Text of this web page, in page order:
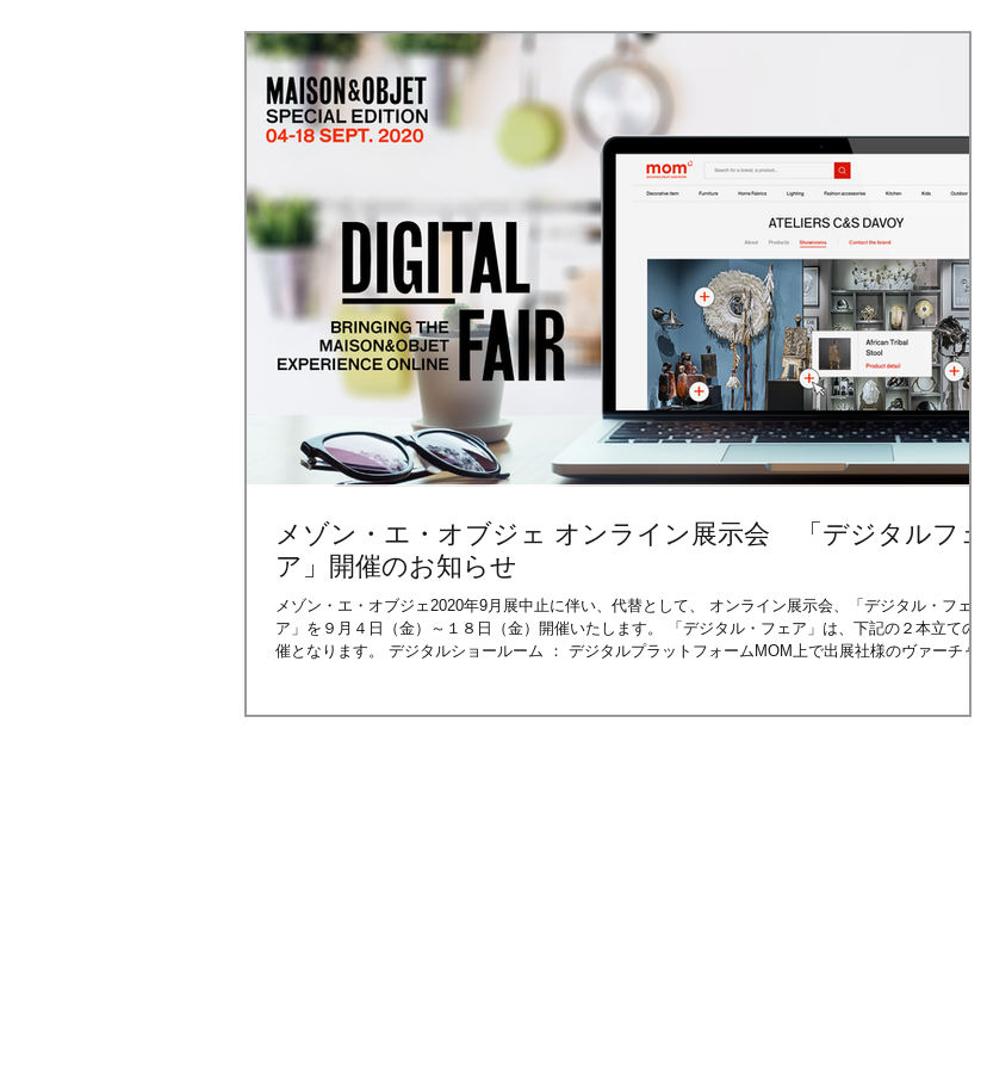
メゾン・エ・オブジェ オンライン展示会 「デジタルフェ
ア」開催のお知らせ
メゾン・エ・オブジェ2020年9月展中止に伴い、代替として、 オンライン展示会、「デジタル・フェ
ア」を９月４日（金）～１８日（金）開催いたします。 「デジタル・フェア」は、下記の２本立ての開
催となります。 デジタルショールーム ： デジタルプラットフォームMOM上で出展社様のヴァーチャル
【デジタルトーク】はこちらから。 Digital Talks - Programme - Maison&Objet デジタルトークでは、